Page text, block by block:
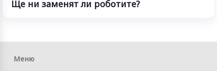
Ще ни заменят ли роботите?
Меню